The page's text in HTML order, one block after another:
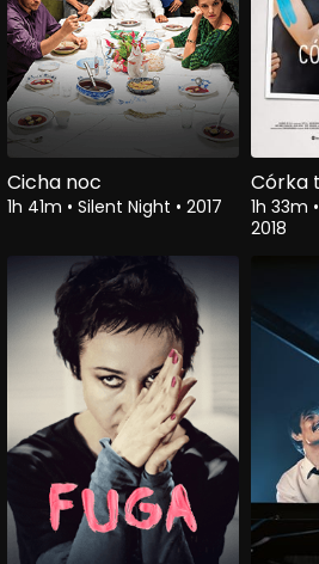
Cicha noc
1h 41m • Silent Night • 2017
Córka
1h 33m •
2018